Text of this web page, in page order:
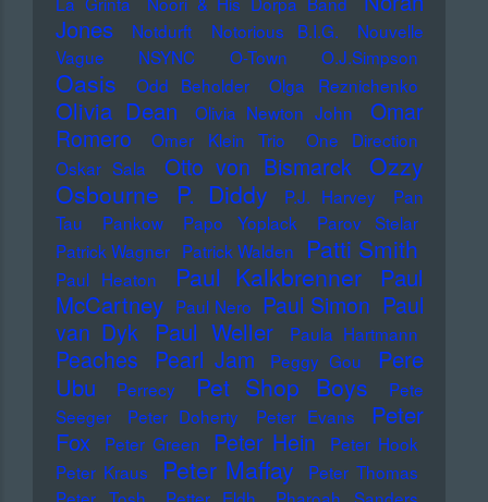
Jones
Notdurft Notorious B.I.G.
Nouvelle
Vague
NSYNC O-Town O.J.Simpson
Oasis Odd Beholder Olga Reznichenko
Olivia Dean Olivia Newton John
Omar
Romero
Omer Klein Trio
One Direction
Oskar Sala
Otto von Bismarck Ozzy
Osbourne
P. Diddy P.J. Harvey
Pan
Tau
Pankow Papo Yoplack
Parov Stelar
Patrick Wagner Patrick Walden Patti Smith
Paul Heaton Paul Kalkbrenner
Paul
McCartney Paul Nero Paul Simon Paul
van Dyk Paul Weller Paula Hartmann
Peaches Pearl Jam Peggy Gou
Pere
Ubu
Perrecy Pet Shop Boys
Pete
Seeger
Peter Doherty Peter Evans
Peter
Fox
Peter Green Peter Hein
Peter Hook
Peter Kraus
Peter Maffay
Peter Thomas